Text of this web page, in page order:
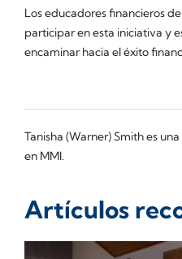
Los educadores financieros
participar en esta iniciativa y
encaminar hacia el éxito
Tanisha (Warner) Smith es
en MMI.
Artículos